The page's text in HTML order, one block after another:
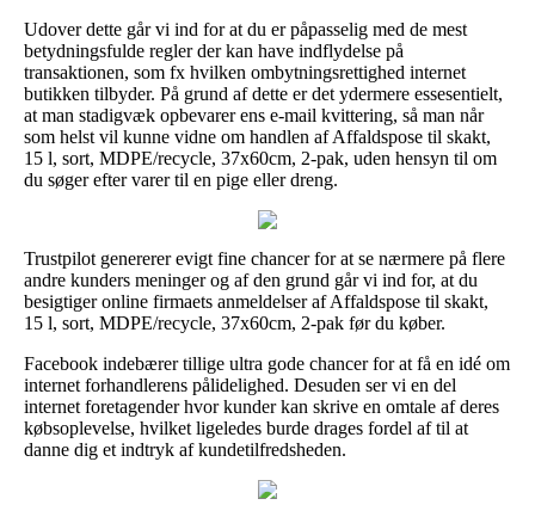
Udover dette går vi ind for at du er påpasselig med de mest
betydningsfulde regler der kan have indflydelse på
transaktionen, som fx hvilken ombytningsrettighed internet
butikken tilbyder. På grund af dette er det ydermere essesentielt,
at man stadigvæk opbevarer ens e-mail kvittering, så man når
som helst vil kunne vidne om handlen af Affaldspose til skakt,
15 l, sort, MDPE/recycle, 37x60cm, 2-pak, uden hensyn til om
du søger efter varer til en pige eller dreng.
Trustpilot genererer evigt fine chancer for at se nærmere på flere
andre kunders meninger og af den grund går vi ind for, at du
besigtiger online firmaets anmeldelser af Affaldspose til skakt,
15 l, sort, MDPE/recycle, 37x60cm, 2-pak før du køber.
Facebook indebærer tillige ultra gode chancer for at få en idé om
internet forhandlerens pålidelighed. Desuden ser vi en del
internet foretagender hvor kunder kan skrive en omtale af deres
købsoplevelse, hvilket ligeledes burde drages fordel af til at
danne dig et indtryk af kundetilfredsheden.